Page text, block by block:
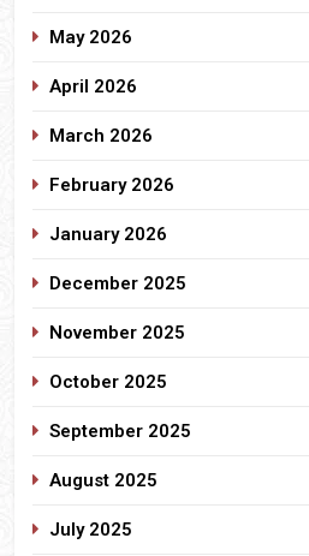
May 2026
April 2026
March 2026
February 2026
January 2026
December 2025
November 2025
October 2025
September 2025
August 2025
July 2025